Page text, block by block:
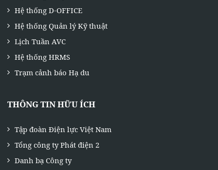
Hệ thống D-OFFICE
Hệ thống Quản lý Kỹ thuật
Lịch Tuần AVC
Hệ thống HRMS
Trạm cảnh báo Hạ du
THÔNG TIN HỮU ÍCH
Tập đoàn Điện lực Việt Nam
Tổng công ty Phát điện 2
Danh bạ Công ty